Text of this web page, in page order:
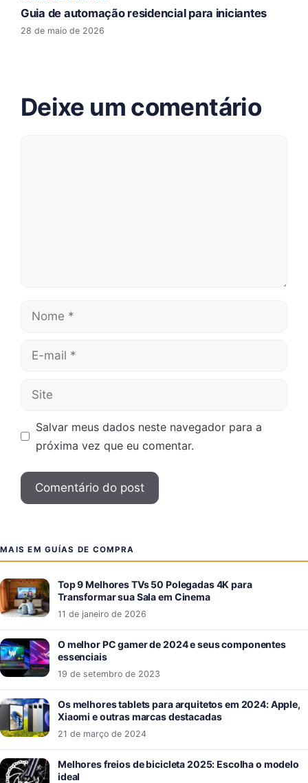
Guia de automação residencial para iniciantes
28 de maio de 2026
Deixe um comentário
Nome
Site
Salvar meus dados neste navegador para a
próxima vez que eu comentar.
MAIS EM GUÍAS DE COMPRA
Top 9 Melhores TVs 50 Polegadas 4K para
Transformar sua Sala em Cinema
11 de janeiro de 2026
O melhor PC gamer de 2024 e seus componentes
essenciais
19 de setembro de 2023
Os melhores tablets para arquitetos em 2024: Apple,
Xiaomi e outras marcas destacadas
21 de março de 2024
Melhores freios de bicicleta 2025: Escolha o modelo
ideal